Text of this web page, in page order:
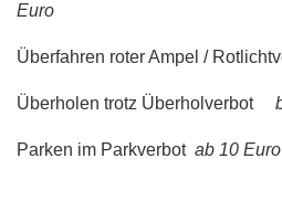
Euro
Überfahren roter Ampel /
Überholen trotz Überholverbot
Parken im Parkverbot ab 10 Euro